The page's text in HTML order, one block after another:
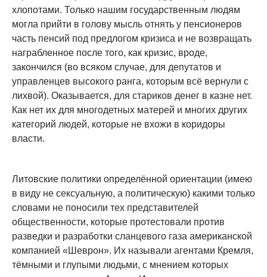
хлопотами. Только нашим государственным людям
могла прийти в голову мысль отнять у пенсионеров
часть пенсий под предлогом кризиса и не возвращать
награбленное после того, как кризис, вроде,
закончился (во всяком случае, для депутатов и
управленцев высокого ранга, которым всё вернули с
лихвой). Оказывается, для стариков денег в казне нет.
Как нет их для многодетных матерей и многих других
категорий людей, которые не вхожи в коридоры
власти.
Литовские политики определённой ориентации (имею
в виду не сексуальную, а политическую) какими только
словами не поносили тех представителей
общественности, которые протестовали против
разведки и разработки сланцевого газа американской
компанией «Шеврон». Их называли агентами Кремля,
тёмными и глупыми людьми, с мнением которых